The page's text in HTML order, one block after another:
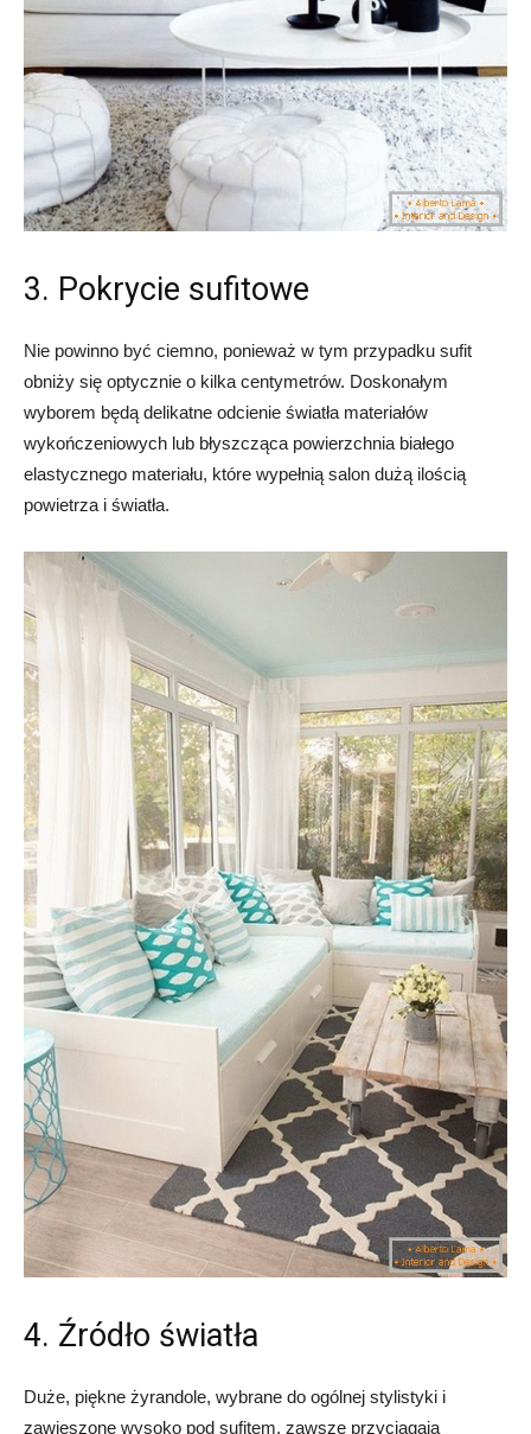
3. Pokrycie sufitowe
Nie powinno być ciemno, ponieważ w tym przypadku sufit
obniży się optycznie o kilka centymetrów. Doskonałym
wyborem będą delikatne odcienie światła materiałów
wykończeniowych lub błyszcząca powierzchnia białego
elastycznego materiału, które wypełnią salon dużą ilością
powietrza i światła.
4. Źródło światła
Duże, piękne żyrandole, wybrane do ogólnej stylistyki i
zawieszone wysoko pod sufitem, zawsze przyciągają